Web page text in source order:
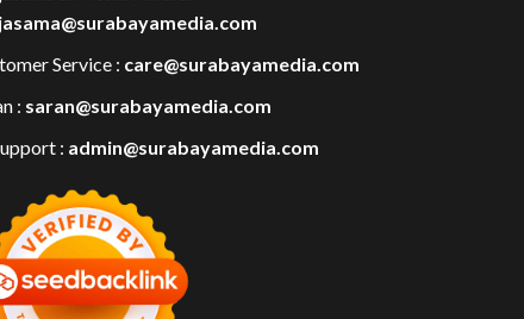
Service : care@surabayamedia.com
: saran@surabayamedia.com
: admin@surabayamedia.com